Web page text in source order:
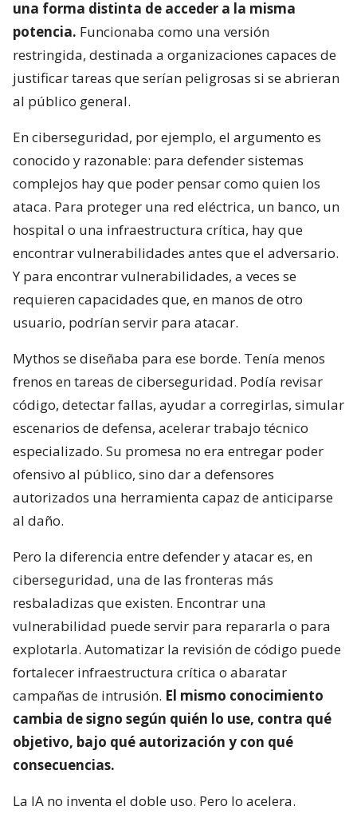
una forma distinta de acceder a la misma
potencia. Funcionaba como una versión
restringida, destinada a organizaciones capaces de
justificar tareas que serían peligrosas si se abrieran
al público general.
En ciberseguridad, por ejemplo, el argumento es
conocido y razonable: para defender sistemas
complejos hay que poder pensar como quien los
ataca. Para proteger una red eléctrica, un banco, un
hospital o una infraestructura crítica, hay que
encontrar vulnerabilidades antes que el adversario.
Y para encontrar vulnerabilidades, a veces se
requieren capacidades que, en manos de otro
usuario, podrían servir para atacar.
Mythos se diseñaba para ese borde. Tenía menos
frenos en tareas de ciberseguridad. Podía revisar
código, detectar fallas, ayudar a corregirlas, simular
escenarios de defensa, acelerar trabajo técnico
especializado. Su promesa no era entregar poder
ofensivo al público, sino dar a defensores
autorizados una herramienta capaz de anticiparse
al daño.
Pero la diferencia entre defender y atacar es, en
ciberseguridad, una de las fronteras más
resbaladizas que existen. Encontrar una
vulnerabilidad puede servir para repararla o para
explotarla. Automatizar la revisión de código puede
fortalecer infraestructura crítica o abaratar
campañas de intrusión. El mismo conocimiento
cambia de signo según quién lo use, contra qué
objetivo, bajo qué autorización y con qué
consecuencias.
La IA no inventa el doble uso. Pero lo acelera.